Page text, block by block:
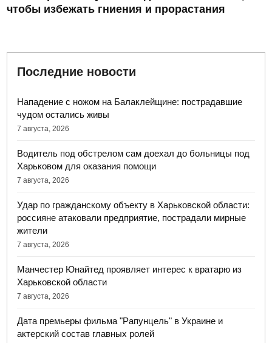
чтобы избежать гниения и прорастания
Последние новости
Нападение с ножом на Балаклейщине: пострадавшие
чудом остались живы
7 августа, 2026
Водитель под обстрелом сам доехал до больницы под
Харьковом для оказания помощи
7 августа, 2026
Удар по гражданскому объекту в Харьковской области:
россияне атаковали предприятие, пострадали мирные
жители
7 августа, 2026
Манчестер Юнайтед проявляет интерес к вратарю из
Харьковской области
7 августа, 2026
Дата премьеры фильма "Рапунцель" в Украине и
актерский состав главных ролей